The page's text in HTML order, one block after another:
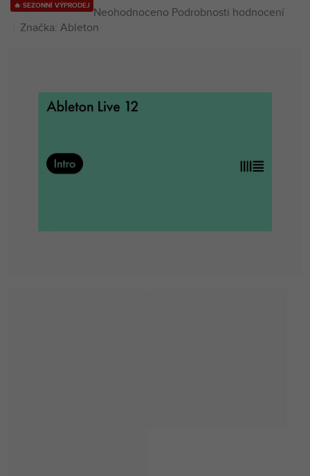
🔥 SEZONNÍ VÝPRODEJ Průměrné
hodnocení
5
Neohodnoceno Podrobnosti hodnocení
Značka: Ableton